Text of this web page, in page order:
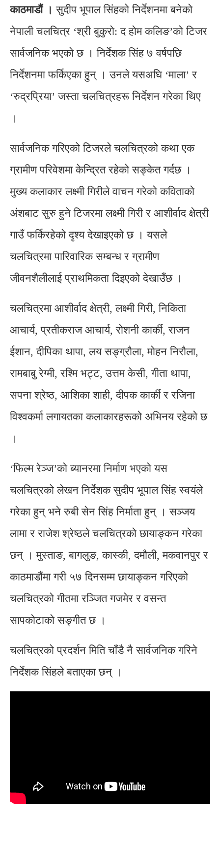
काठमाडौं । सुदीप भूपाल सिंहको निर्देशनमा बनेको
नेपाली चलचित्र ‘श्री बुकुरो: द होम कलिङ’को टिजर
सार्वजनिक भएको छ । निर्देशक सिंह ७ वर्षपछि
निर्देशनमा फर्किएका हुन् । उनले यसअघि ‘माला’ र
‘रुद्रप्रिया’ जस्ता चलचित्रहरू निर्देशन गरेका थिए
।
सार्वजनिक गरिएको टिजरले चलचित्रको कथा एक
ग्रामीण परिवेशमा केन्द्रित रहेको सङ्केत गर्दछ ।
मुख्य कलाकार लक्ष्मी गिरीले वाचन गरेको कविताको
अंशबाट सुरु हुने टिजरमा लक्ष्मी गिरी र आशीर्वाद क्षेत्री
गाउँ फर्किरहेको दृश्य देखाइएको छ । यसले
चलचित्रमा पारिवारिक सम्बन्ध र ग्रामीण
जीवनशैलीलाई प्राथमिकता दिइएको देखाउँछ ।
चलचित्रमा आशीर्वाद क्षेत्री, लक्ष्मी गिरी, निकिता
आचार्य, प्रतीकराज आचार्य, रोशनी कार्की, राजन
ईशान, दीपिका थापा, लय सङ्ग्रौला, मोहन निरौला,
रामबाबु रेग्मी, रश्मि भट्ट, उत्तम केसी, गीता थापा,
सपना श्रेष्ठ, आशिका शाही, दीपक कार्की र रजिना
विश्वकर्मा लगायतका कलाकारहरूको अभिनय रहेको छ
।
‘फिल्म रेञ्ज’को ब्यानरमा निर्माण भएको यस
चलचित्रको लेखन निर्देशक सुदीप भूपाल सिंह स्वयंले
गरेका हुन् भने रुबी सेन सिंह निर्माता हुन् । सञ्जय
लामा र राजेश श्रेष्ठले चलचित्रको छायाङ्कन गरेका
छन् । मुस्ताङ, बागलुङ, कास्की, दमौली, मकवानपुर र
काठमाडौंमा गरी ५७ दिनसम्म छायाङ्कन गरिएको
चलचित्रको गीतमा रञ्जित गजमेर र वसन्त
सापकोटाको सङ्गीत छ ।
चलचित्रको प्रदर्शन मिति चाँडै नै सार्वजनिक गरिने
निर्देशक सिंहले बताएका छन् ।